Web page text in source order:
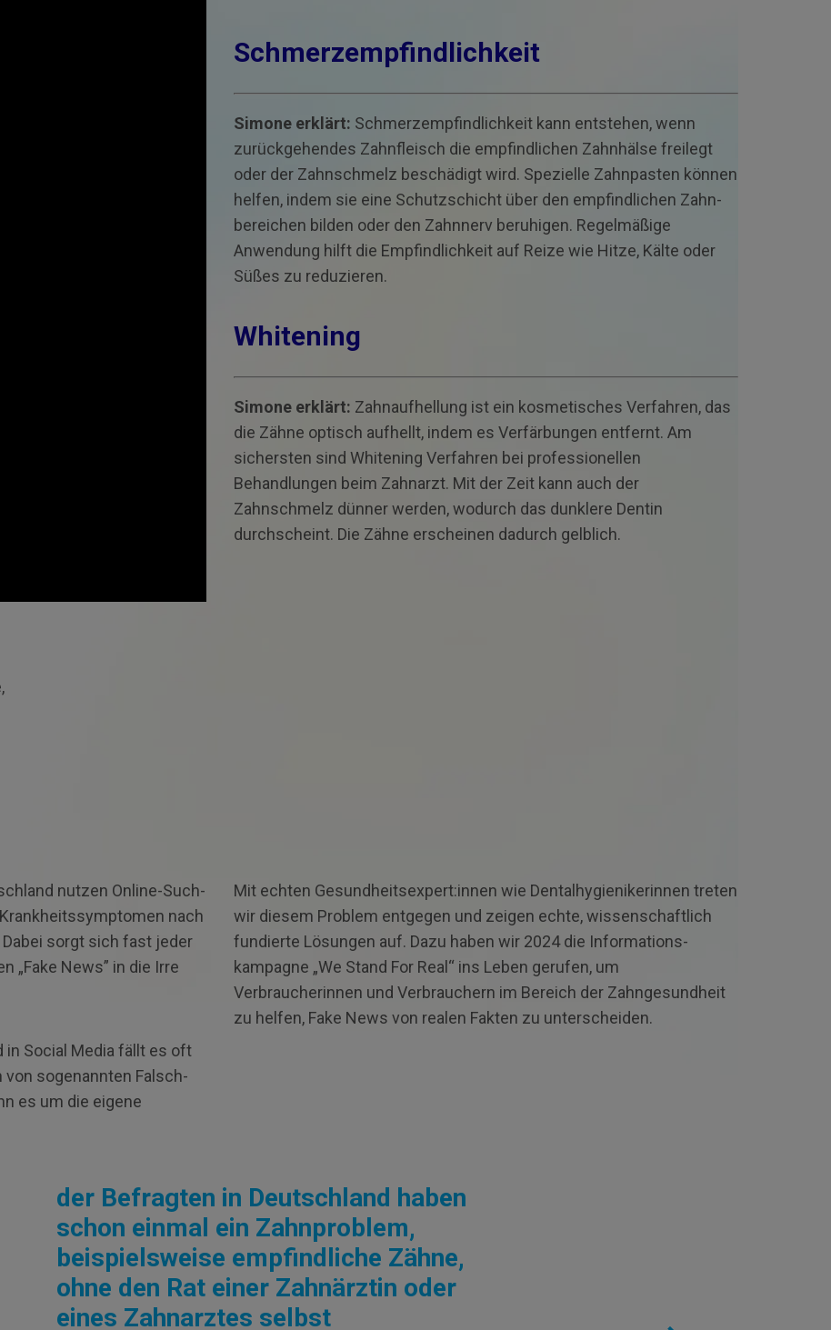
Schmerz­empfindlich­keit
Simone erklärt: Schmerz­empfindlich­keit kann entstehen, wenn
zurück­gehendes Zahnfleisch die empfindlichen Zahnhälse freilegt
oder der Zahnschmelz beschädigt wird. Spezielle Zahnpasten können
helfen, indem sie eine Schutz­schicht über den empfindlichen Zahn­
bereichen bilden oder den Zahnnerv beruhigen. Regelmäßige
Anwendung hilft die Empfindlich­keit auf Reize wie Hitze, Kälte oder
Süßes zu reduzieren.
Whitening
Simone erklärt: Zahnaufhellung ist ein kosmetisches Verfahren, das
die Zähne optisch aufhellt, indem es Verfärbungen entfernt. Am
sichersten sind Whitening Verfahren bei professionellen
Behandlungen beim Zahnarzt. Mit der Zeit kann auch der
Zahnschmelz dünner werden, wodurch das dunklere Dentin
durchscheint. Die Zähne erscheinen dadurch gelblich.
nutzen Online-Such­
nach
sorgt sich fast jeder
„Fake News” in die Irre
in Social Media fällt es oft
so­genannten Falsch­
es um die eigene
Mit echten Gesundheits­expert:innen wie Dental­hygieni­kerinnen treten
wir diesem Problem entgegen und zeigen echte, wissenschaftlich
fundierte Lösungen auf. Dazu haben wir 2024 die Informations­
kampagne „We Stand For Real“ ins Leben gerufen, um
Verbraucherinnen und Verbrauchern im Bereich der Zahngesundheit
zu helfen, Fake News von realen Fakten zu unterscheiden.
der Befragten in Deutschland haben
schon einmal ein Zahnproblem,
beispielsweise empfindliche Zähne,
ohne den Rat einer Zahnärztin oder
eines Zahnarztes selbst